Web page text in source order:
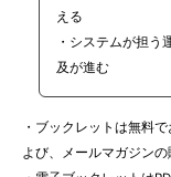
える
・システムが担う
及が進む
・ブックレットは無料
よび、メールマガジンの